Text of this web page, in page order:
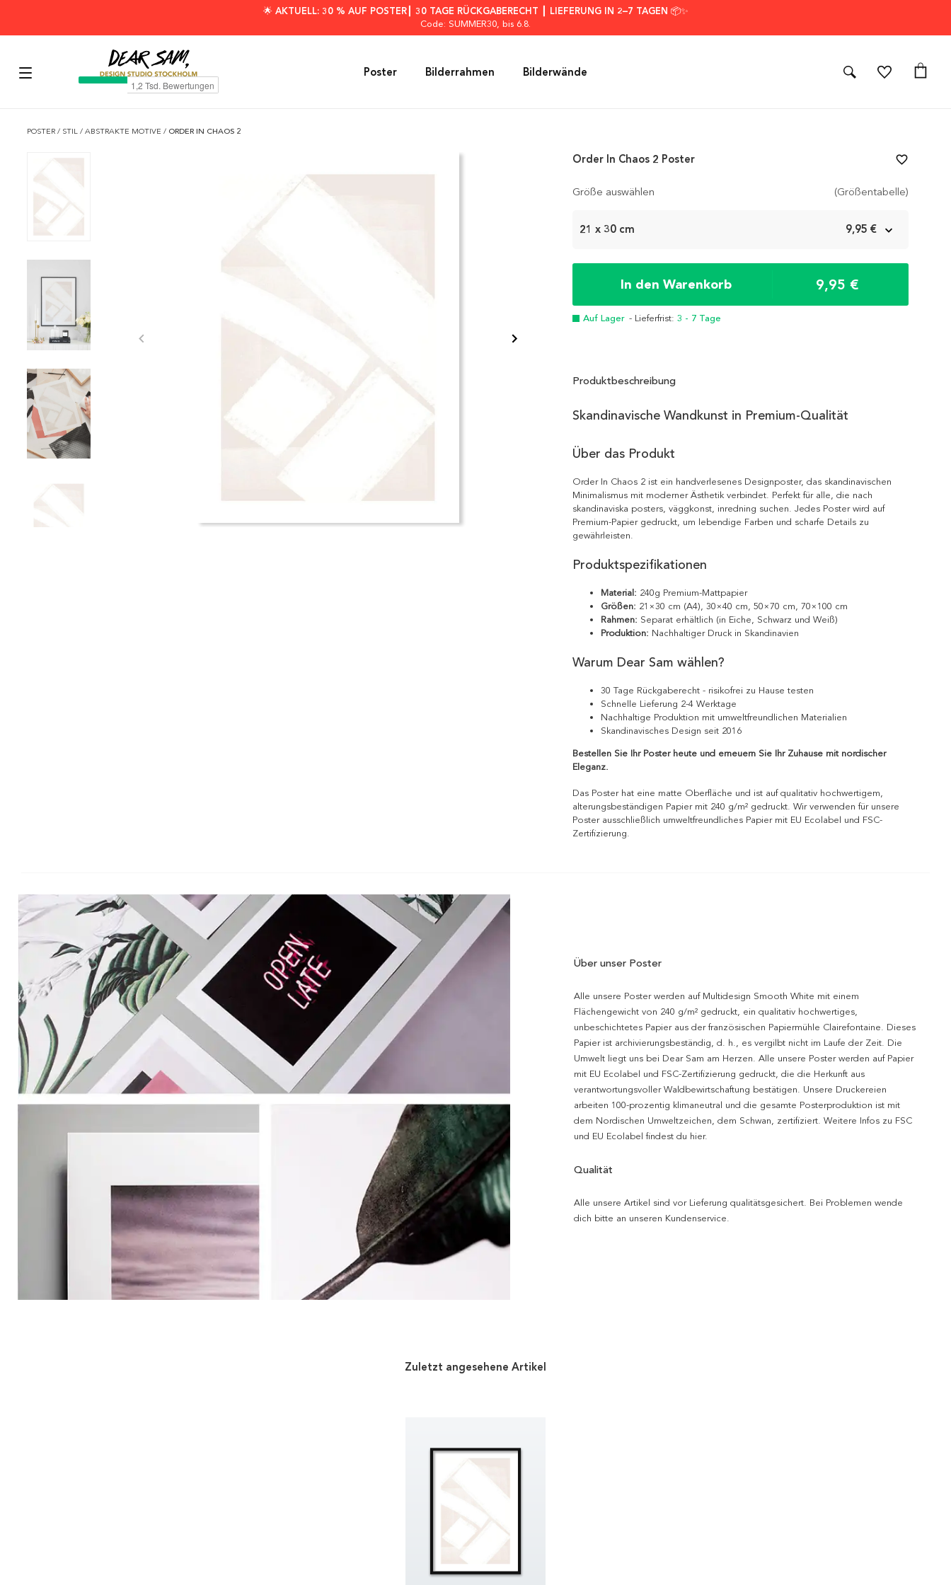
🌟 AKTUELL: 30 % AUF POSTER┃ 30 TAGE RÜCKGABERECHT ┃ LIEFERUNG IN 2–7 TAGEN 📦✨
Code: SUMMER30, bis 6.8.
Poster Bilderrahmen Bilderwände
POSTER / STIL / ABSTRAKTE MOTIVE / ORDER IN CHAOS 2
Größe auswählen (Größentabelle)
21 x 30 cm 9,95 €
In den Warenkorb 9,95 €
Auf Lager - Lieferfrist: 3 - 7 Tage
Order In Chaos 2 Poster favorite_border
Produktbeschreibung
Skandinavische Wandkunst in Premium-Qualität
Über das Produkt
Order In Chaos 2 ist ein handverlesenes Designposter, das skandinavischen
Minimalismus mit moderner Ästhetik verbindet. Perfekt für alle, die nach
skandinaviska posters, väggkonst, inredning suchen. Jedes Poster wird auf
Premium-Papier gedruckt, um lebendige Farben und scharfe Details zu
gewährleisten.
Produktspezifikationen
Material: 240g Premium-Mattpapier
Größen: 21×30 cm (A4), 30×40 cm, 50×70 cm, 70×100 cm
Rahmen: Separat erhältlich (in Eiche, Schwarz und Weiß)
Produktion: Nachhaltiger Druck in Skandinavien
Warum Dear Sam wählen?
30 Tage Rückgaberecht - risikofrei zu Hause testen
Schnelle Lieferung 2-4 Werktage
Nachhaltige Produktion mit umweltfreundlichen Materialien
Skandinavisches Design seit 2016
Bestellen Sie Ihr Poster heute und erneuern Sie Ihr Zuhause mit nordischer
Eleganz.
Das Poster hat eine matte Oberfläche und ist auf qualitativ hochwertigem,
alterungsbeständigen Papier mit 240 g/m² gedruckt. Wir verwenden für unsere
Poster ausschließlich umweltfreundliches Papier mit EU Ecolabel und FSC-
Zertifizierung.
Über unser Poster
Alle unsere Poster werden auf Multidesign Smooth White mit einem
Flächengewicht von 240 g/m² gedruckt, ein qualitativ hochwertiges,
unbeschichtetes Papier aus der französischen Papiermühle Clairefontaine. Dieses
Papier ist archivierungsbeständig, d. h., es vergilbt nicht im Laufe der Zeit. Die
Umwelt liegt uns bei Dear Sam am Herzen. Alle unsere Poster werden auf Papier
mit EU Ecolabel und FSC-Zertifizierung gedruckt, die die Herkunft aus
verantwortungsvoller Waldbewirtschaftung bestätigen. Unsere Druckereien
arbeiten 100-prozentig klimaneutral und die gesamte Posterproduktion ist mit
dem Nordischen Umweltzeichen, dem Schwan, zertifiziert. Weitere Infos zu FSC
und EU Ecolabel findest du hier.
Qualität
Alle unsere Artikel sind vor Lieferung qualitätsgesichert. Bei Problemen wende
dich bitte an unseren Kundenservice.
Zuletzt angesehene Artikel